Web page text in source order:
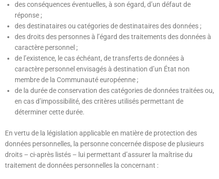
des conséquences éventuelles, à son égard, d’un défaut de
réponse ;
des destinataires ou catégories de destinataires des données ;
des droits des personnes à l’égard des traitements des données à
caractère personnel ;
de l’existence, le cas échéant, de transferts de données à
caractère personnel envisagés à destination d’un État non
membre de la Communauté européenne ;
de la durée de conservation des catégories de données traitées ou,
en cas d’impossibilité, des critères utilisés permettant de
déterminer cette durée.
En vertu de la législation applicable en matière de protection des
données personnelles, la personne concernée dispose de plusieurs
droits – ci-après listés – lui permettant d’assurer la maîtrise du
traitement de données personnelles la concernant :